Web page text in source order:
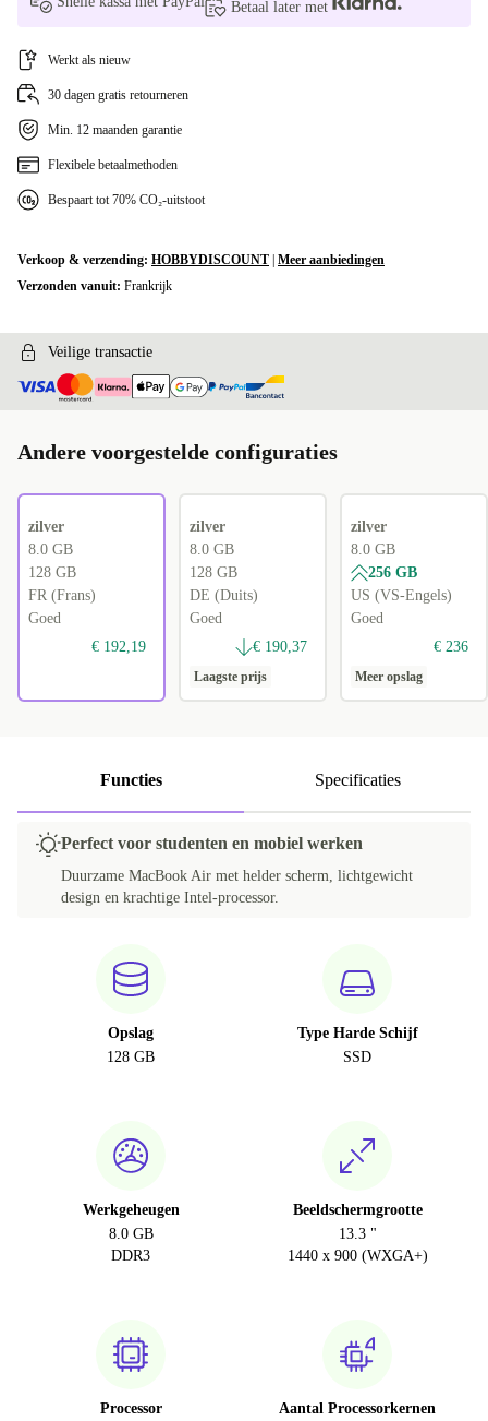
Betaal later met
Werkt als nieuw
30 dagen gratis retourneren
Min. 12 maanden garantie
Flexibele betaalmethoden
Bespaart tot 70% CO₂-uitstoot
Verkoop & verzending: HOBBYDISCOUNT Meer aanbiedingen
Verzonden vanuit: Frankrijk
Veilige transactie
Andere voorgestelde configuraties
zilver
8.0 GB
128 GB
FR (Frans)
Goed
€ 192,19
zilver
8.0 GB
128 GB
DE (Duits)
Goed
€ 190,37
Laagste prijs
zilver
8.0 GB
256 GB
US (VS-Engels)
Goed
€ 236
Meer opslag
Functies Specificaties
Perfect voor studenten en mobiel werken
Duurzame MacBook Air met helder scherm, lichtgewicht
design en krachtige Intel-processor.
Opslag
128 GB
Type Harde Schijf
SSD
Werkgeheugen
8.0 GB
DDR3
Beeldschermgrootte
13.3 "
1440 x 900 (WXGA+)
Processor Aantal Processorkernen